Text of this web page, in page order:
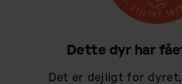
Dette dyr har
Det er dejligt for dyret,